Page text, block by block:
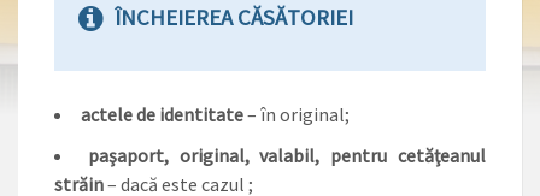
ÎNCHEIEREA CĂSĂTORIEI
actele de identitate– în original;
paşaport, original, valabil, pentru cetăţeanul
străin– dacă este cazul ;